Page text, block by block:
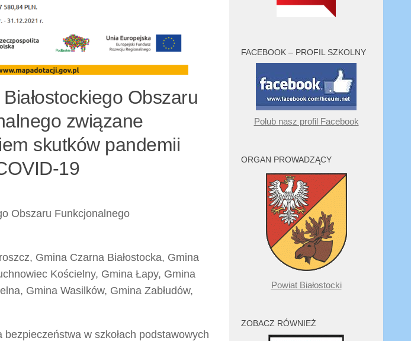
Obszaru
związane
skutków pandemii
19
Obszaru Funkcjonalnego
Gmina Czarna Białostocka, Gmina
Kościelny, Gmina Łapy, Gmina
Gmina Wasilków, Gmina Zabłudów,
bezpieczeństwa w szkołach podstawowych
FACEBOOK – PROFIL SZKOLNY
Polub nasz profil Facebook
ORGAN PROWADZĄCY
Powiat Białostocki
ZOBACZ RÓWNIEŻ